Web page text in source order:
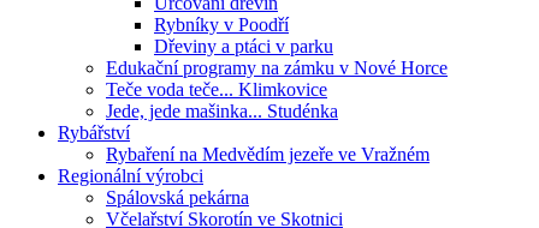
Rybníky v Poodří
Dřeviny a ptáci v parku
Edukační programy na zámku v Nové Horce
Teče voda teče... Klimkovice
Jede, jede mašinka... Studénka
Rybářství
Rybaření na Medvědím jezeře ve Vražném
Regionální výrobci
Spálovská pekárna
Včelařství Skorotín ve Skotnici